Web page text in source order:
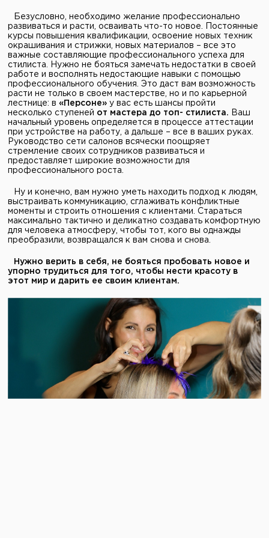
Безусловно, необходимо желание профессионально
развиваться и расти, осваивать что-то новое. Постоянные
курсы повышения квалификации, освоение новых техник
окрашивания и стрижки, новых материалов – все это
важные составляющие профессионального успеха для
стилиста. Нужно не бояться замечать недостатки в своей
работе и восполнять недостающие навыки с помощью
профессионального обучения. Это даст вам возможность
расти не только в своем мастерстве, но и по карьерной
лестнице: в«Персоне» у вас есть шансы пройти
несколько ступеней от мастера до топ- стилиста.
Ваш
начальный уровень определяется в процессе аттестации
при устройстве на работу, а дальше – все в ваших руках.
Руководство сети салонов всячески поощряет
стремление своих сотрудников развиваться и
предоставляет широкие возможности для
профессионального роста.
Ну и конечно, вам нужно уметь находить подход к людям,
выстраивать коммуникацию, сглаживать конфликтные
моменты и строить отношения с клиентами. Стараться
максимально тактично и деликатно создавать комфортную
для человека атмосферу, чтобы тот, кого вы однажды
преобразили, возвращался к вам снова и снова.
Нужно верить в себя, не бояться пробовать новое и
упорно трудиться для того, чтобы нести красоту в
этот мир и дарить ее своим клиентам.